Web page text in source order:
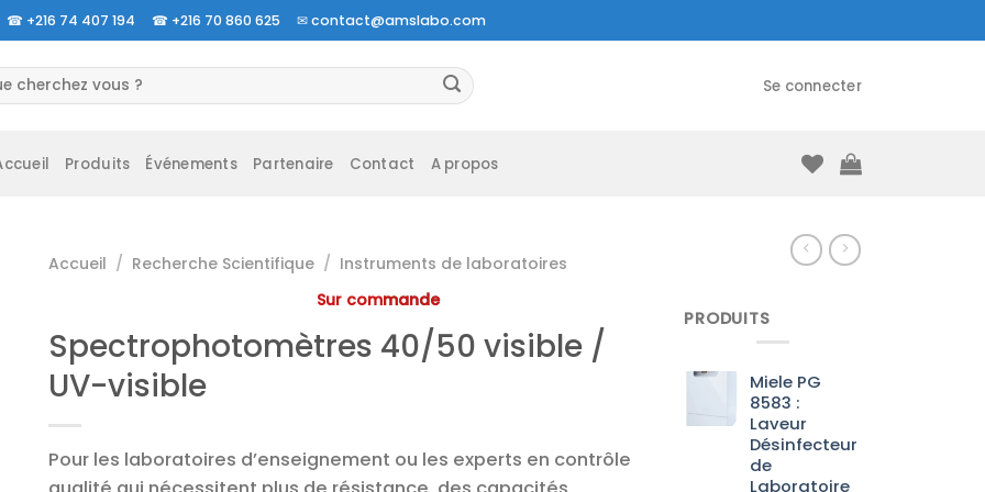
☎ +216 74 407 194 ☎ +216 70 860 625 ✉contact@amslabo.com
Se connecter
Produits Événements Partenaire Contact A propos
Accueil / Recherche Scientifique / Instruments de laboratoires
Sur commande
Spectrophotomètres 40/50 visible /
UV-visible
Pour les laboratoires d’enseignement ou les experts en contrôle
PRODUITS
Miele PG
8583 :
Laveur
Désinfecteur
de
Laboratoire